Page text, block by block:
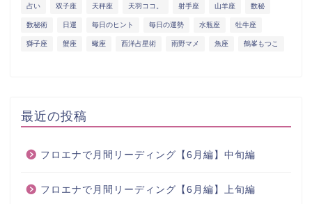
占い 双子座 天秤座 天羽ココ。 射手座 山羊座 数秘
数秘術 日運 毎日のヒント 毎日の運勢 水瓶座 牡牛座
獅子座 蟹座 蠍座 西洋占星術 雨野マメ 魚座 鶴峯もつこ
最近の投稿
フロエナで月間リーディング【6月編】中旬編
フロエナで月間リーディング【6月編】上旬編